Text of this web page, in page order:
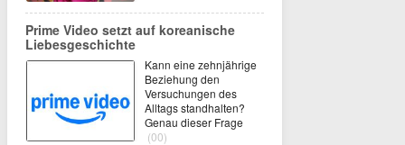
Prime Video setzt auf koreanische
Liebesgeschichte
Kann eine zehnjährige
Beziehung den
Versuchungen des
Alltags standhalten?
Genau dieser Frage
(00)